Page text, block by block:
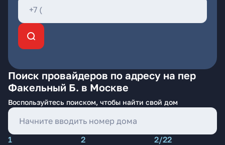
Поиск провайдеров по адресу на пер
Факельный Б. в Москве
Воспользуйтесь поиском, чтобы найти свой дом
1 2
2/22